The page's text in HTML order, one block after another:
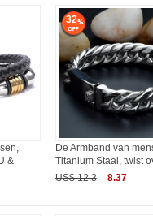
&
32
De Armband van
Titanium Staal, twist
US$ 12.3
8.37